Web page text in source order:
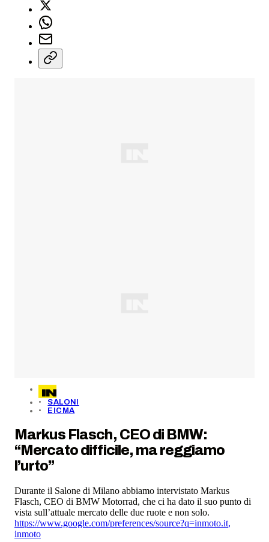
SALONI
EICMA
Markus Flasch, CEO di BMW:
“Mercato difficile, ma reggiamo
l’urto”
Durante il Salone di Milano abbiamo intervistato Markus
Flasch, CEO di BMW Motorrad, che ci ha dato il suo punto di
vista sull’attuale mercato delle due ruote e non solo.
https://www.google.com/preferences/source?q=inmoto.it,
inmoto